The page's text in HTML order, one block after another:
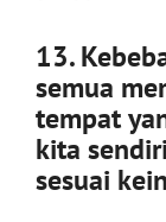
13.
semua
tempat
kita
sesuai